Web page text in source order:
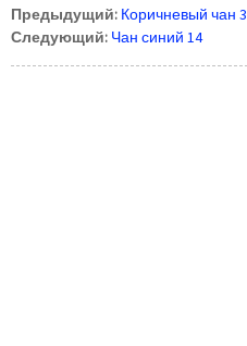
Предыдущий: Коричневый чан 3
Следующий: Чан синий 14